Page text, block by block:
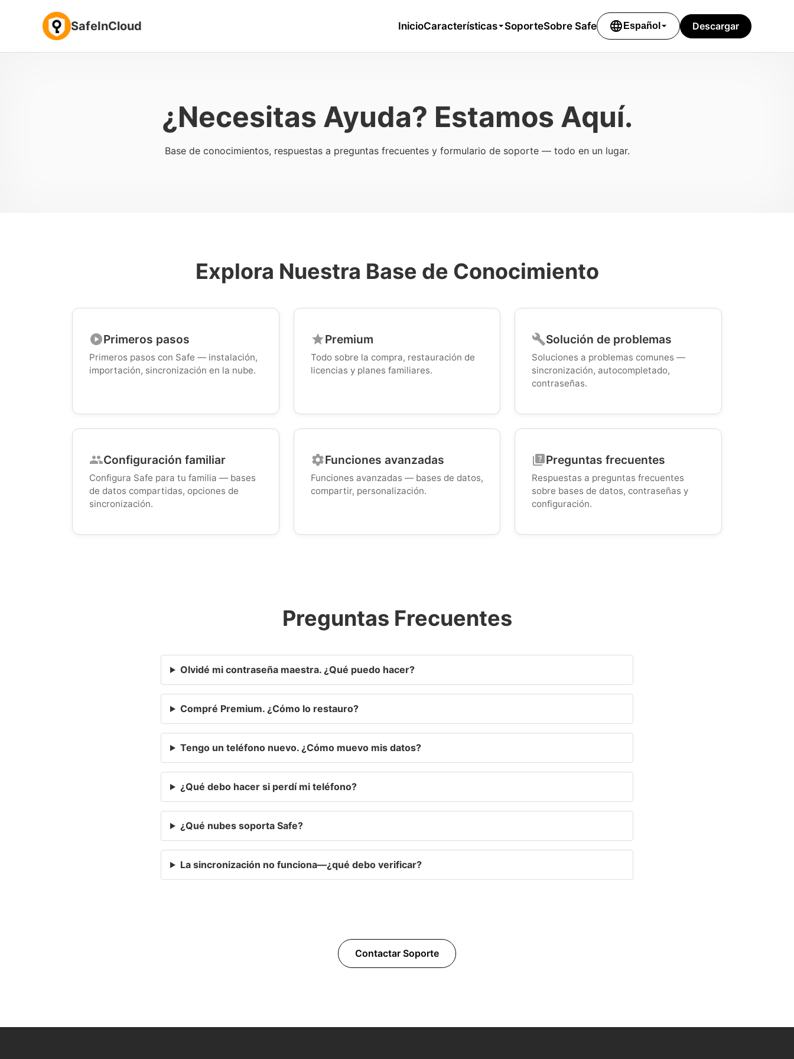
SafeInCloud InicioCaracterísticas SoporteSobre Safe language Español Descargar
¿Necesitas Ayuda? Estamos Aquí.
Base de conocimientos, respuestas a preguntas frecuentes y formulario de soporte — todo en un lugar.
Explora Nuestra Base de Conocimiento
play_circlePrimeros pasos
Primeros pasos con Safe — instalación,
importación, sincronización en la nube.
starPremium
Todo sobre la compra, restauración de
licencias y planes familiares.
buildSolución de problemas
Soluciones a problemas comunes —
sincronización, autocompletado,
contraseñas.
groupConfiguración familiar
Configura Safe para tu familia — bases
de datos compartidas, opciones de
sincronización.
settingsFunciones avanzadas
Funciones avanzadas — bases de datos,
compartir, personalización.
quizPreguntas frecuentes
Respuestas a preguntas frecuentes
sobre bases de datos, contraseñas y
configuración.
Preguntas Frecuentes
Olvidé mi contraseña maestra. ¿Qué puedo hacer?
Compré Premium. ¿Cómo lo restauro?
Tengo un teléfono nuevo. ¿Cómo muevo mis datos?
¿Qué debo hacer si perdí mi teléfono?
¿Qué nubes soporta Safe?
La sincronización no funciona—¿qué debo verificar?
Contactar Soporte